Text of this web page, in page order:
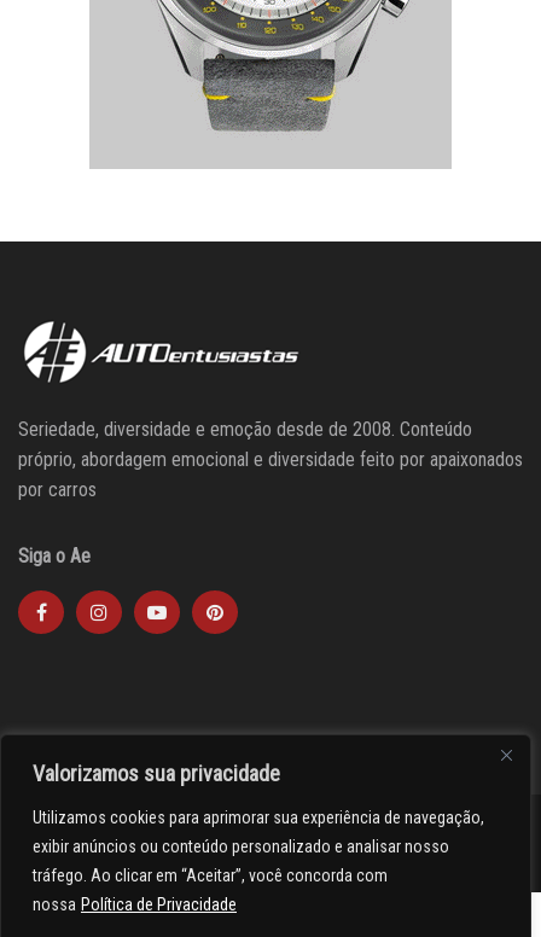
Valorizamos sua privacidade
Utilizamos cookies para aprimorar sua experiência de navegação,
exibir anúncios ou conteúdo personalizado e analisar nosso
tráfego. Ao clicar em “Aceitar”, você concorda com
nossa Política de Privacidade
Seriedade, diversidade e emoção desde de 2008. Conteúdo
próprio, abordagem emocional e diversidade feito por apaixonados
por carros
Siga o Ae
><(((º> 17